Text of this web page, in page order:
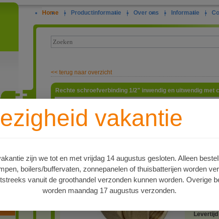
Home | Productinformatie | Over ons | Informatie |
vakantie
zijn we tot en met vrijdag 14 augustus gesloten. Alleen
boilers/buffervaten, zonnepanelen of thuisbatterijen worden
vanuit de groothandel verzonden kunnen worden. Overige
worden maandag 17 augustus verzonden.
<< terug naar overzicht
Rechte schroefverbinding 1/2" inwendig en uitwendig met
Met
weer
zijn
metaal
een
andere
artnr
Type
Levertijd